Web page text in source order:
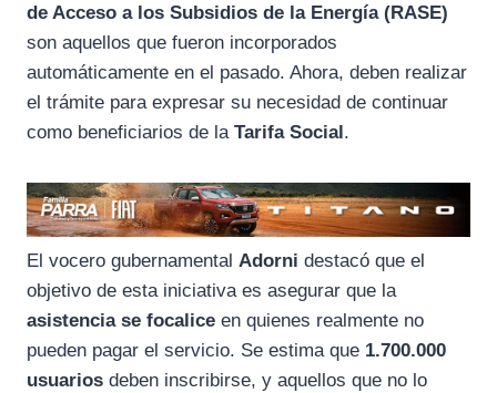
de Acceso a los Subsidios de la Energía (RASE)
son aquellos que fueron incorporados
automáticamente en el pasado. Ahora, deben realizar
el trámite para expresar su necesidad de continuar
como beneficiarios de la Tarifa Social.
El vocero gubernamental Adorni destacó que el
objetivo de esta iniciativa es asegurar que la
asistencia se focalice en quienes realmente no
pueden pagar el servicio. Se estima que 1.700.000
usuarios deben inscribirse, y aquellos que no lo